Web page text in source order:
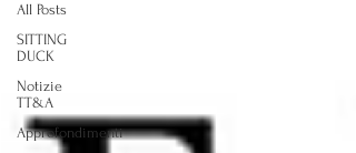
All Posts
SITTING
DUCK
Notizie
TT&A
Approfondimenti